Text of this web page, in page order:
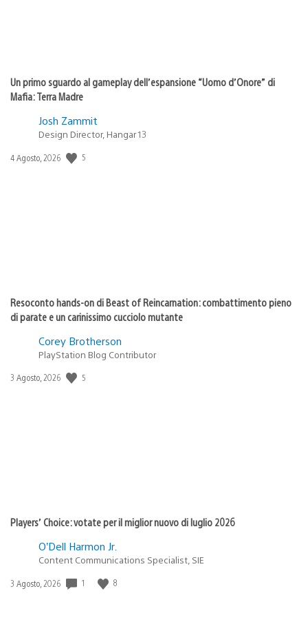
Un primo sguardo al gameplay dell’espansione “Uomo d’Onore” di
Mafia: Terra Madre
Josh Zammit
Design Director, Hangar 13
Data
4 Agosto, 2026 5
Resoconto hands-on di Beast of Reincarnation: combattimento pieno
di parate e un carinissimo cucciolo mutante
Corey Brotherson
PlayStation Blog Contributor
Data
3 Agosto, 2026 5
Players’ Choice: votate per il miglior nuovo di luglio 2026
O’Dell Harmon Jr.
Content Communications Specialist, SIE
Data
3 Agosto, 2026 1 8